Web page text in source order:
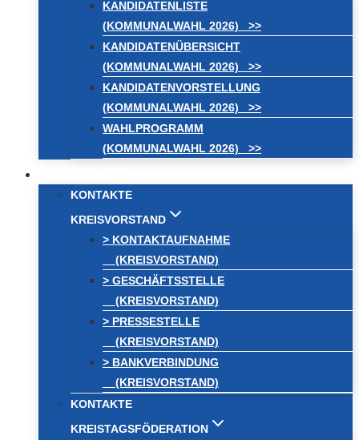
KANDIDATENLISTE
(KOMMUNALWAHL 2026) >>
KANDIDATENÜBERSICHT
(KOMMUNALWAHL 2026) >>
KANDIDATENVORSTELLUNG
(KOMMUNALWAHL 2026) >>
WAHLPROGRAMM
(KOMMUNALWAHL 2026) >>
KONTAKTE
KREISVORSTAND
> KONTAKTAUFNAHME
(KREISVORSTAND)
> GESCHÄFTSSTELLE
(KREISVORSTAND)
> PRESSESTELLE
(KREISVORSTAND)
> BANKVERBINDUNG
(KREISVORSTAND)
KONTAKTE
KREISTAGSFÖDERATION